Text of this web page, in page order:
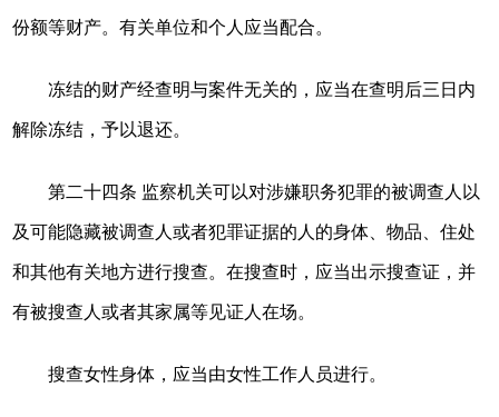
份额等财产。有关单位和个人应当配合。
冻结的财产经查明与案件无关的，应当在查明后三日内
解除冻结，予以退还。
第二十四条 监察机关可以对涉嫌职务犯罪的被调查人以
及可能隐藏被调查人或者犯罪证据的人的身体、物品、住处
和其他有关地方进行搜查。在搜查时，应当出示搜查证，并
有被搜查人或者其家属等见证人在场。
搜查女性身体，应当由女性工作人员进行。